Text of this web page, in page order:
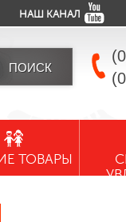
НАШ КАНАЛ
ТОВАРЫ